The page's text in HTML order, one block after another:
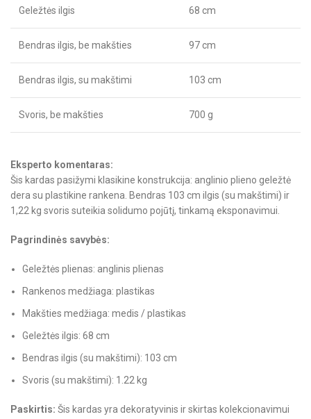
Geležtės ilgis 68 cm
Bendras ilgis, be makšties 97 cm
Bendras ilgis, su makštimi 103 cm
Svoris, be makšties 700 g
Eksperto komentaras:
Šis kardas pasižymi klasikine konstrukcija: anglinio plieno geležtė
dera su plastikine rankena. Bendras 103 cm ilgis (su makštimi) ir
1,22 kg svoris suteikia solidumo pojūtį, tinkamą eksponavimui.
Pagrindinės savybės:
Geležtės plienas: anglinis plienas
Rankenos medžiaga: plastikas
Makšties medžiaga: medis / plastikas
Geležtės ilgis: 68 cm
Bendras ilgis (su makštimi): 103 cm
Svoris (su makštimi): 1.22 kg
Paskirtis: Šis kardas yra dekoratyvinis ir skirtas kolekcionavimui